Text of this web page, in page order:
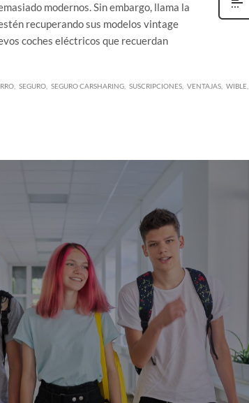
modernos. Sin embargo, llama la
recuperando sus modelos vintage
coches eléctricos que recuerdan
SEGURO SEGURO CARSHARING SUSCRIPCIONES VENTAJAS WIBLE